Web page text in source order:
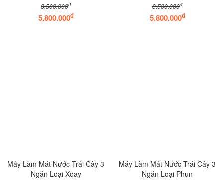
8.500.000đ
5.800.000đ
8.500.000đ
5.800.000đ
Máy Làm Mát Nước Trái Cây 3
Ngăn Loại Xoay
Máy Làm Mát Nước Trái Cây 3
Ngăn Loại Phun